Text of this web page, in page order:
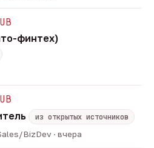
финтех)
из открытых источников
BizDev · вчера